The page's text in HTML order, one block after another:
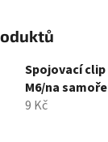
Spojovací
M6/na
9 Kč